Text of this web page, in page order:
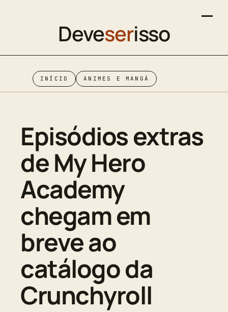
Deveserisso
INÍCIO ANIMES E MANGÁ
Episódios extras
de My Hero
Academy
chegam em
breve ao
catálogo da
Crunchyroll